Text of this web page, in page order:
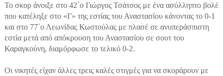
Το σκορ άνοιξε στο 42΄ο Γιώργος Τσάτσος με ένα ασύλληπτο βολέ
που κατέληξε στο «Γ» της εστίας του Αναστασίου κάνοντας το 0-1
και στο 77΄ο Λεωνίδας Κωστούλας με πλασέ σε ανυπεράσπιστη
εστία μετά από απόκρουση του Αναστασίου σε σουτ του
Καραγκούνη, διαμόρφωσε το τελικό 0-2.
Οι νικητές είχαν άλλες τρεις καλές στιγμές για να σκοράρουν με